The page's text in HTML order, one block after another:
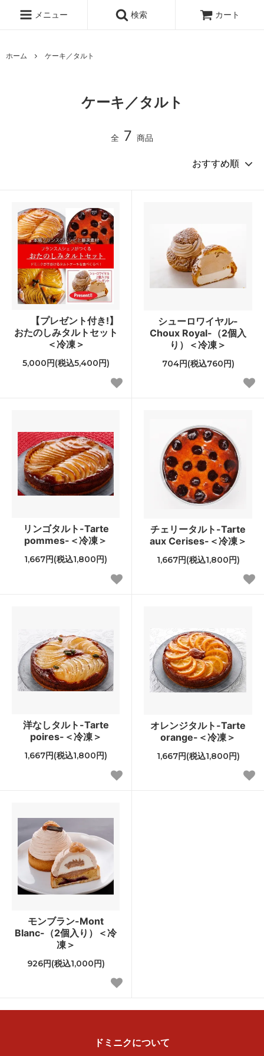
メニュー 検索 カート
ホーム ケーキ／タルト
ケーキ／タルト
全 7 商品
【プレゼント付き!】
おたのしみタルトセット
＜冷凍＞
5,000円(税込5,400円)
シューロワイヤル-
Choux Royal-（2個入
り）＜冷凍＞
704円(税込760円)
リンゴタルト-Tarte
pommes-＜冷凍＞
1,667円(税込1,800円)
チェリータルト-Tarte
aux Cerises-＜冷凍＞
1,667円(税込1,800円)
洋なしタルト-Tarte
poires-＜冷凍＞
1,667円(税込1,800円)
オレンジタルト-Tarte
orange-＜冷凍＞
1,667円(税込1,800円)
モンブラン-Mont
Blanc-（2個入り）＜冷
凍＞
926円(税込1,000円)
ドミニクについて